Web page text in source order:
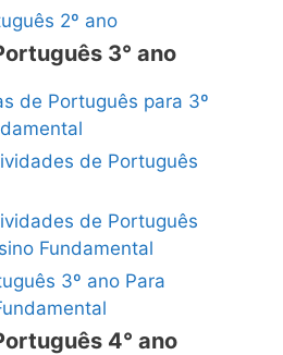
2º ano
3° ano
de Português para 3º
de Português
de Português
Fundamental
3º ano Para
4° ano